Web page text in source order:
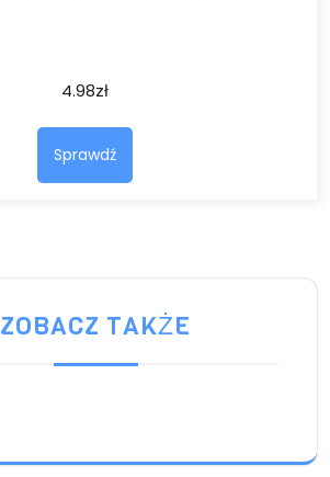
4.98zł
Sprawdź
ZOBACZ TAKŻE